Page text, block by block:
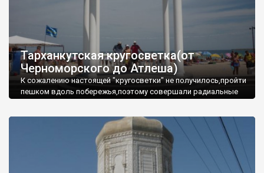
Тарханкутская кругосветка(от
Черноморского до Атлеша)
К сожалению настоящей "кругосветки" не получилось,пройти
пешком вдоль побережья,поэтому совершали радиальные